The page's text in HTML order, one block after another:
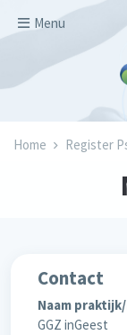
Menu
Home Register
Contact
Naam
GGZ inGeest